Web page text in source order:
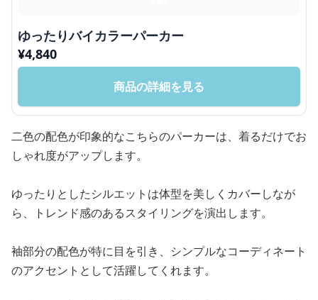
ゆったりバイカラーパーカー
¥4,840
商品の詳細を見る
二色の配色が印象的なこちらのパーカーは、着るだけでお
しゃれ度がアップします。
ゆったりとしたシルエットは体型を美しくカバーしなが
ら、トレンド感のあるスタイリングを演出します。
袖部分の配色が特に目を引き、シンプルなコーディネート
のアクセントとして活躍してくれます。